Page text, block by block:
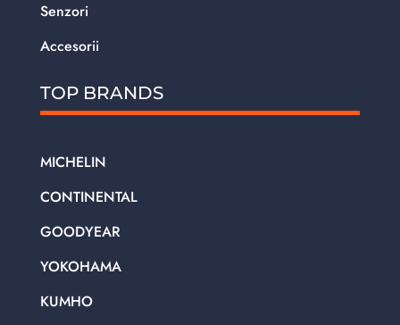
Senzori
Accesorii
TOP BRANDS
MICHELIN
CONTINENTAL
GOODYEAR
YOKOHAMA
KUMHO